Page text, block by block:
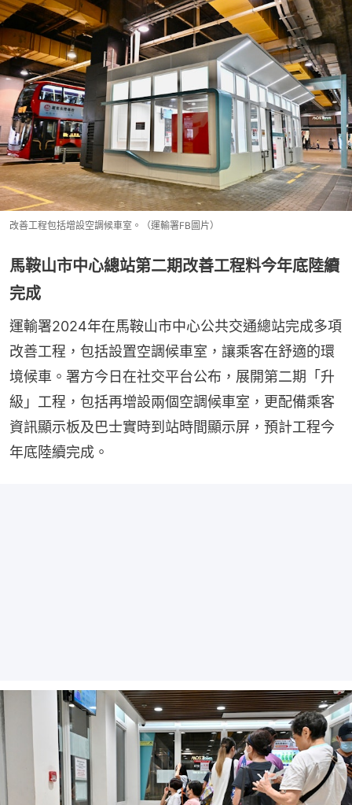
改善工程包括增設空調候車室。（運輸署FB圖片）
馬鞍山市中心總站第二期改善工程料今年底陸續
完成
運輸署2024年在馬鞍山市中心公共交通總站完成多項
改善工程，包括設置空調候車室，讓乘客在舒適的環
境候車。署方今日在社交平台公布，展開第二期「升
級」工程，包括再增設兩個空調候車室，更配備乘客
資訊顯示板及巴士實時到站時間顯示屏，預計工程今
年底陸續完成。